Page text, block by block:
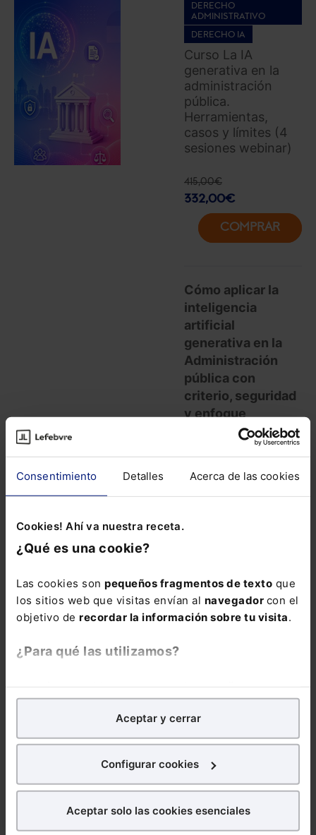
Consentimiento Detalles Acerca de las cookies
Cookies! Ahí va nuestra receta.
¿Qué es una cookie?
Las cookies son pequeños fragmentos de texto que
los sitios web que visitas envían al navegador con el
objetivo de recordar la información sobre tu visita.
¿Para qué las utilizamos?
analíticospara tratar demejorar tu experienciaen
nuestra página web. También con fines publicitarios,
para poder mostrarte publicidad y contenidos de tu
¿Qué puedes hacer?
Aceptar y cerrar
Configurar cookies
Aceptar solo las cookies esenciales
DERECHO
ADMINISTRATIVO
DERECHO IA
Curso La IA
generativa en la
administración
pública.
Herramientas,
casos y límites (4
sesiones webinar)
415,00€
332,00€
COMPRAR
Cómo aplicar la
inteligencia
artificial
generativa en la
Administración
pública con
criterio, seguridad
y enfoque
práctico.
artificial generativa
ya está entrando
herramientas
sirven para lo
mismo ni pueden
seguridad de la
información
este curso
forma práctica,